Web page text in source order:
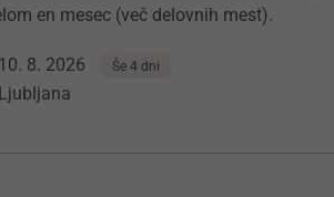
en mesec (več delovnih mest).
10. 8. 2026 Še 4 dni
Ljubljana